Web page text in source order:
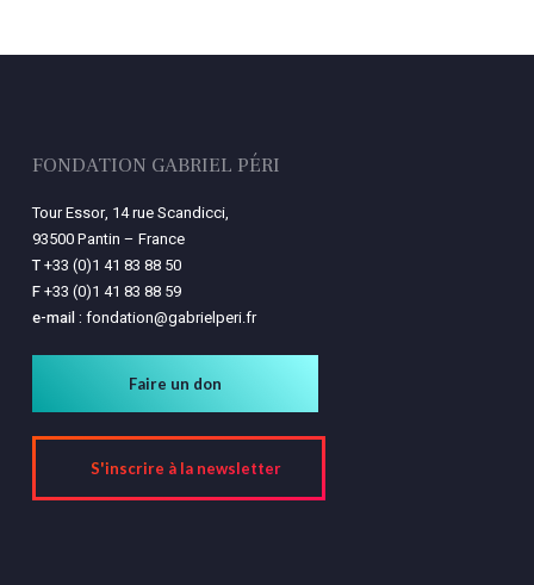
librairie
FONDATION GABRIEL PÉRI
Tour Essor, 14 rue Scandicci,
93500 Pantin – France
T+33 (0)1 41 83 88 50
F+33 (0)1 41 83 88 59
e-mail : fondation@gabrielperi.fr
Faire un don
S'inscrire à la newsletter